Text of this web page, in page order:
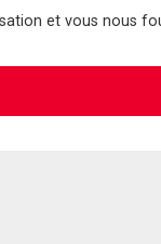
et vous nous